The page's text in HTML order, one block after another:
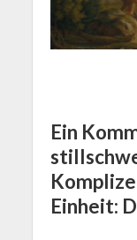
Ein
Einheit: